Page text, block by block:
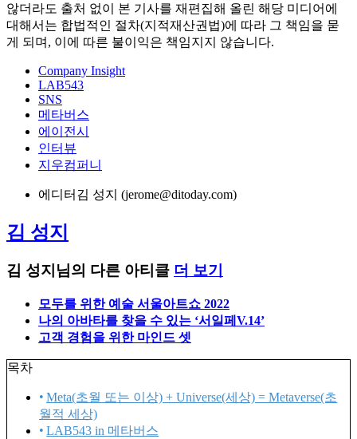
않더라도 출처 없이 본 기사를 재편집해 올린 해당 미디어에
대해서는 합법적인 절차(지적재산권법)에 따라 그 책임을 묻
게 되며, 이에 따른 불이익은 책임지지 않습니다.
Company Insight
LAB543
SNS
메타버스
에이전시
인터뷰
지우컴퍼니
에디터 김 성지 (jerome@ditoday.com)
김 성지
김 성지님의 다른 아티클 더 보기
모두를 위한 예술 서울아트쇼 2022
나의 아바타를 찾을 수 있는 ‘서일페V.14’
고객 경험을 위한 마인드 셋
목차
Meta(초월 또는 이상) + Universe(세상) = Metaverse(초
월적 세상)
LAB543 in 메타버스